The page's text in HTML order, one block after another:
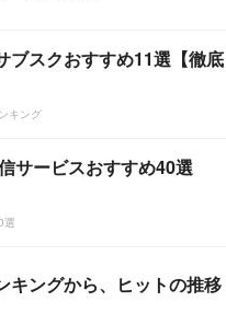
ブスクおすすめ11選【徹底
キング
サービスおすすめ40選
選
キングから、ヒットの推移